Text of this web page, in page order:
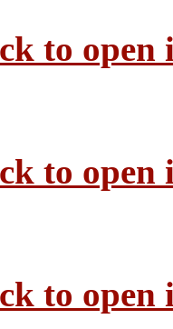
to open
to open
to open